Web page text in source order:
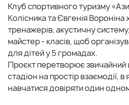
Клуб спортивного туризму
Колісника та Євгенія Вороніна
тренажерів, акустичну
майстер - класів, щоб
для дітей у 5 громадах.
Проєкт перетворює звичайний
стадіон на простір взаємодії, в
навчатися довіряти один